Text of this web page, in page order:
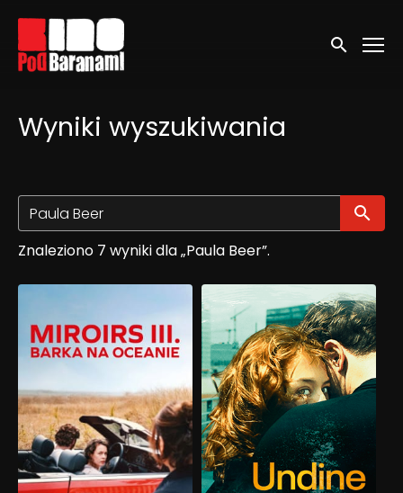
Linki ułatwień dostępu
Wyszukaj
Wyniki wyszukiwania
Znaleziono 7 wyniki dla „Paula Beer”.